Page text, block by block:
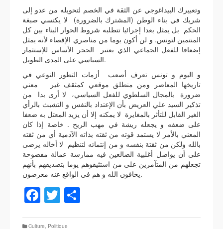
وتعبيرك البيداغوجي عن الثقة في الخصم لتحويله من عدو إلى
شريك في بناء الوطن (المشترك بالضرورة) لا يكتسي صبغة
الحكم بل يمثل بعدا إجرائيا تتطلبه شروط الحوار البناء بين كل
المنتمين لتونس. و لن أكون يوما من مناصري الإقصاء لأنه يمثل
إضعافا للفعل الجماعي الذي يعتبر الحجر الأساس للإستثمار
السياسي على المدى الطويل.
و اليوم و تونس تعرف أصعب أزمات التطور النوعي في
تاريخها المعاصر ومن منطلق موقعي كمثقف غير معني
ضرورة بالمجال السلطوي للفعل السياسي، لا أرى بدا من
تذكير السيد علي العريض بأن الإعتداد بالنفس و التشبث بالرأي
الغير القابل للتأثر بالمغايرة لا يمكنه إلا أن يزيد المعتل به ضعفا
على ضعفه و يجعله ريشة في مهب الريح . خاصة إذا كان
المعني بالأمر لا يستمد قوته من ثقته بذاته الآدمية أي من ثقته
بالله ولكن من ثقتة بنفسه و من إنتمائه لتنظيم لا أخاله يرضى
على أن يواصل أغلبية الضالعين فيه ممارسة عمالة مفضوحة
تجعلهم من المتآمرين على من استثيقوهم يوما بتصديقهم بأنهم
يخافون الله و هم في الواقع عنه معرضون.
Facebook
Twitter
Culture, Politique